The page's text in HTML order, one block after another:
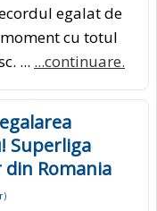
egalat de
cu totul
... ...continuare.
Superliga
Romania
)